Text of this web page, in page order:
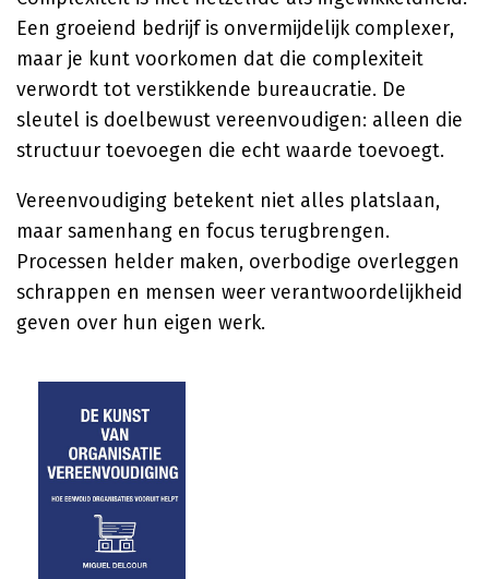
Een groeiend bedrijf is onvermijdelijk complexer,
maar je kunt voorkomen dat die complexiteit
verwordt tot verstikkende bureaucratie. De
sleutel is doelbewust vereenvoudigen: alleen die
structuur toevoegen die echt waarde toevoegt.
Vereenvoudiging betekent niet alles platslaan,
maar samenhang en focus terugbrengen.
Processen helder maken, overbodige overleggen
schrappen en mensen weer verantwoordelijkheid
geven over hun eigen werk.